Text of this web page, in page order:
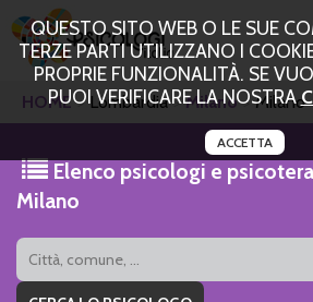
QUESTO SITO WEB O LE SUE
TERZE PARTI UTILIZZANO I
PROPRIE FUNZIONALITÀ. SE
PUOI VERIFICARE LA NOSTRA
ACCETTA
HOME Lombardia Milano Milano
Elenco psicologi e
Milano